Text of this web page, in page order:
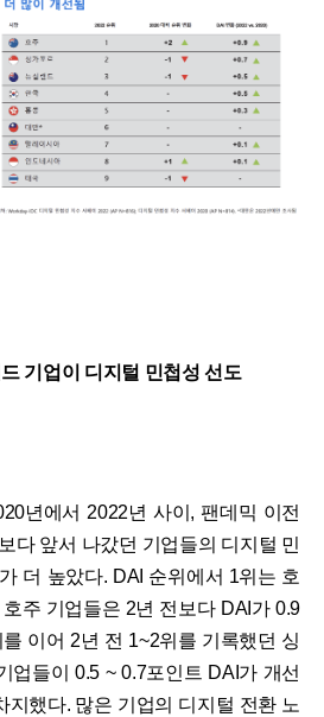
기업이 디지털 민첩성 선도
년에서 2022년 사이, 팬데믹 이전
다 앞서 나갔던 기업들의 디지털 민
더 높았다. DAI 순위에서 1위는 호
주 기업들은 2년 전보다 DAI가 0.9
이어 2년 전 1~2위를 기록했던 싱
업들이 0.5 ~ 0.7포인트 DAI가 개선
지했다. 많은 기업의 디지털 전환 노